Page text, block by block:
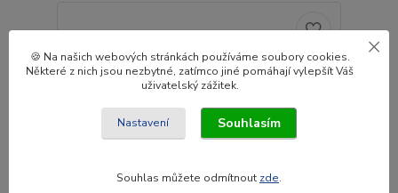
🍪 Na našich webových stránkách používáme soubory cookies.
Některé z nich jsou nezbytné, zatímco jiné pomáhají vylepšít Váš
uživatelský zážitek.
Nastavení Souhlasím
Souhlas můžete odmítnout zde.